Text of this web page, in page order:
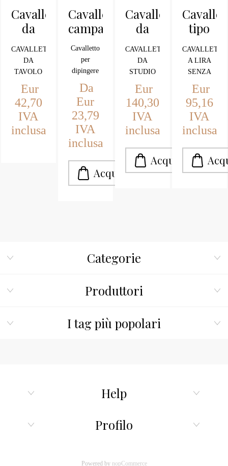
Cavalletti
da
tavolo
piccolo
C304C
CAVALLETTO
DA
TAVOLO
QUADRA,
INCLINABILE
Eur
42,70
IVA
inclusa
Cavalletto
campagna
Cavalletto
per
dipingere
campagna
in legno di
faggio.
Da
Eur
23,79
IVA
inclusa
Cavalletto
da
studio
C308C
CAVALLETTO
DA
STUDIO
DI
FAGGIO
Eur
140,30
IVA
inclusa
tipo
lira
306C
CAVALLETTO
A LIRA
SENZA
legno di
faggio
Eur
95,16
IVA
inclusa
Categorie
Produttori
I tag più popolari
Help
Profilo
Powered by nopCommerce